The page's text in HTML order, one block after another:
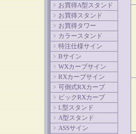
お買得A型スタンド
お買得スタンド
お買得タワー
カラースタンド
特注仕様サイン
Bサイン
WXカーブサイン
RXカーブサイン
可倒式RXカーブ
ビックRXカーブ
L型スタンド
A型スタンド
ASSサイン